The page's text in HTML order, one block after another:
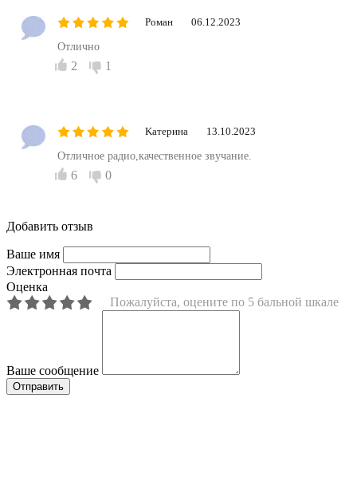
Роман 06.12.2023
Отлично
2 1
Kатерина 13.10.2023
Отличное радио,качественное звучание.
6 0
Добавить отзыв
Ваше имя
Электронная почта
Оценка
Пожалуйста, оцените по 5 бальной шкале
Ваше сообщение